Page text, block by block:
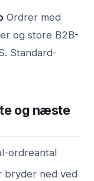
Ordrer med
og store B2B-
Standard-
og næste
ordreantal
bryder ned ved